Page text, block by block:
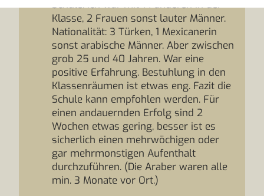
Schule. Ich war mit 14 anderen in der
Klasse, 2 Frauen sonst lauter Männer.
Nationalität: 3 Türken, 1 Mexicanerin
sonst arabische Männer. Aber zwischen
grob 25 und 40 Jahren. War eine
positive Erfahrung. Bestuhlung in den
Klassenräumen ist etwas eng. Fazit die
Schule kann empfohlen werden. Für
einen andauernden Erfolg sind 2
Wochen etwas gering, besser ist es
sicherlich einen mehrwöchigen oder
gar mehrmonstigen Aufenthalt
durchzuführen. (Die Araber waren alle
min. 3 Monate vor Ort.)